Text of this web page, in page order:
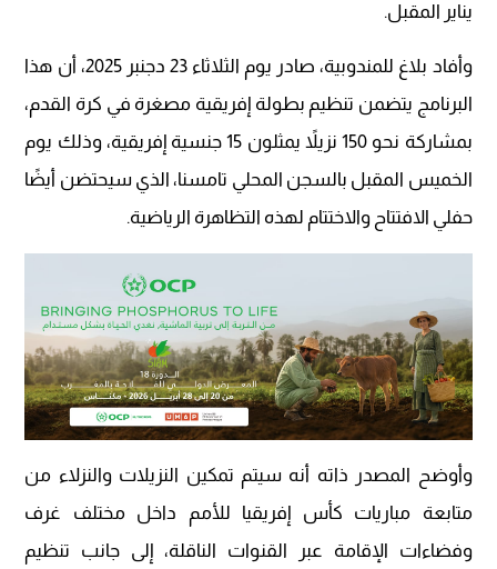
يناير المقبل.
وأفاد بلاغ للمندوبية، صادر يوم الثلاثاء 23 دجنبر 2025، أن هذا
البرنامج يتضمن تنظيم بطولة إفريقية مصغرة في كرة القدم،
بمشاركة نحو 150 نزيلاً يمثلون 15 جنسية إفريقية، وذلك يوم
الخميس المقبل بالسجن المحلي تامسنا، الذي سيحتضن أيضًا
حفلي الافتتاح والاختتام لهذه التظاهرة الرياضية.
وأوضح المصدر ذاته أنه سيتم تمكين النزيلات والنزلاء من
متابعة مباريات كأس إفريقيا للأمم داخل مختلف غرف
وفضاءات الإقامة عبر القنوات الناقلة، إلى جانب تنظيم